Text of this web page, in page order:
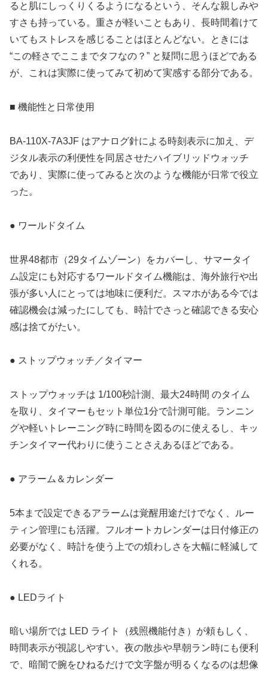
ると肌にしっくりくるようになるという、そんな親しみや
すさも持っている。重さが軽いこともあり、長時間着けて
いてもストレスを感じることはほとんどない。ときには
“この軽さでここまでタフなの？” と疑問に思うほどである
が、これは実際に使ってみて初めて実感する部分である。
■ 機能性と日常使用
BA‑110X‑7A3JF はアナログ針による時刻表示に加え、デ
ジタル表示の利便性を同居させたハイブリッドウォッチ
であり、実際に使ってみると次のような機能が日常で役立
った。
● ワールドタイム
世界48都市（29タイムゾーン）をカバーし、サマータイ
ム設定にも対応するワールドタイム機能は、海外旅行や出
張が多い人にとっては地味に便利だ。スマホがある今では
確認機会は減ったにしても、時計でさっと確認できる安心
感は捨てがたい。
● ストップウォッチ／タイマー
ストップウォッチは 1/100秒計測、最大24時間 のタイム
を取り、タイマーもセット単位1分で計測可能。ランニン
グや軽いトレーニング時に時間を図るのに使えるし、キッ
チンタイマー代わりに使うことさえあるほどである。
● アラーム＆カレンダー
5本まで設定できるアラームは覚醒用途だけでなく、ルー
ティン管理にも活躍。フルオートカレンダーは日付修正の
必要がなく、時計を使う上での煩わしさを大幅に軽減して
くれる。
● LEDライト
暗い場所では LED ライト（残照機能付き）が頼もしく、
時間表示が視認しやすい。夜の散歩や早朝ラン時にも便利
で、暗闇で腕をひねるだけで文字盤が明るくなるのは想像